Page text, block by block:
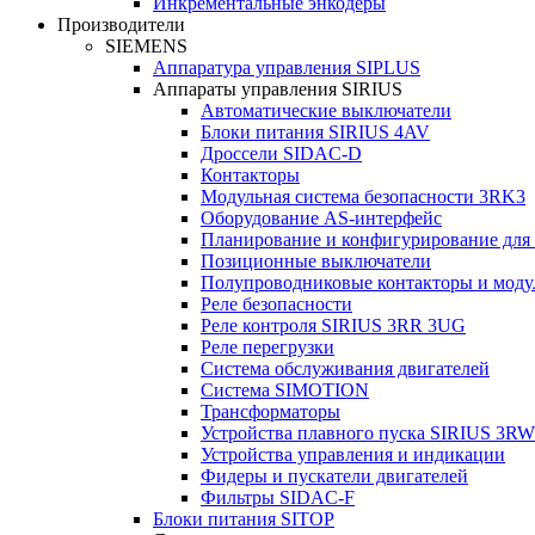
Производители
SIEMENS
Аппаратура управления SIPLUS
Аппараты управления SIRIUS
Автоматические выключатели
Блоки питания SIRIUS 4AV
Дроссели SIDAC-D
Контакторы
Модульная система безопасности 3RK3
Оборудование AS-интерфейс
Планирование и конфигурирование
Позиционные выключатели
Полупроводниковые контакторы и
Реле безопасности
Реле контроля SIRIUS 3RR 3UG
Реле перегрузки
Сиcтема обслуживания двигателей
Система SIMOTION
Трансформаторы
Устройства плавного пуска SIRIUS 3RW
Устройства управления и индикации
Фидеры и пускатели двигателей
Фильтры SIDAC-F
Блоки питания SITOP